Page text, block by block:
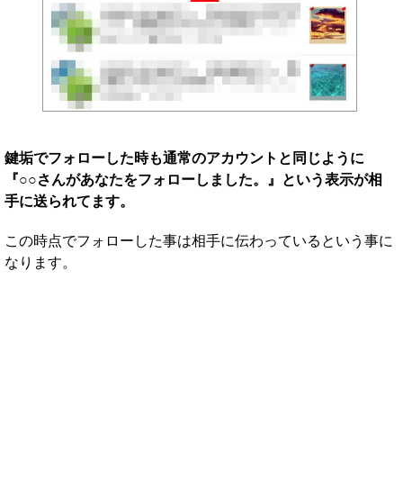
鍵垢でフォローした時も通常のアカウントと同じように
『○○さんがあなたをフォローしました。』という表示が相
手に送られてます。
この時点でフォローした事は相手に伝わっているという事に
なります。